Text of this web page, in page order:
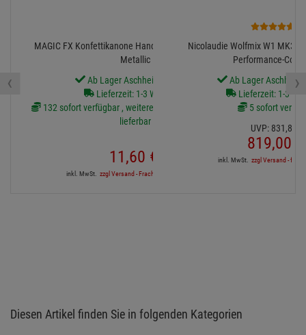
MAGIC FX Konfettikanone Handheld PRO, 80cm, Gold
Metallic
Ab Lager Aschheim lieferbar
Lieferzeit: 1-3 Werktage
132 sofort verfügbar , weitere Artikel ab Zentrallager
lieferbar
11,60 €
inkl. MwSt. zzgl Versand - Frachtfrei in DE ab 500€
Nicolaudie Wolfmix W1 MK3 -
Performance-
Ab Lager
Lieferzeit: 1-3
5 sofort
UVP: 831,81
819,00
inkl. MwSt. zzgl Versand - frei
‹ ›
Diesen Artikel finden Sie in folgenden Kategorien